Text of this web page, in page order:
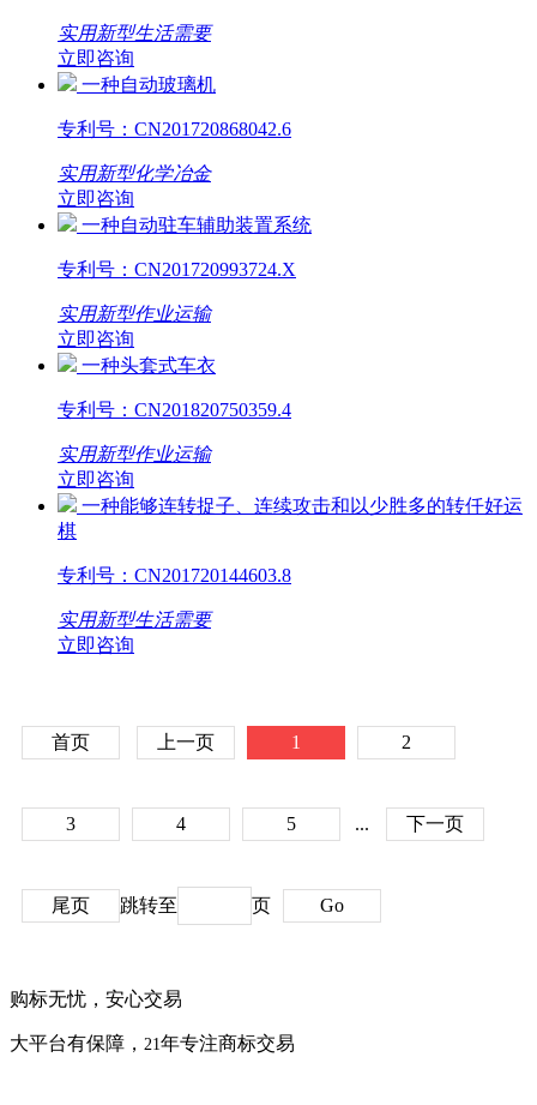
实用新型生活需要
立即咨询
一种自动玻璃机
专利号： CN201720868042.6
实用新型化学冶金
立即咨询
一种自动驻车辅助装置系统
专利号： CN201720993724.X
实用新型作业运输
立即咨询
一种头套式车衣
专利号： CN201820750359.4
实用新型作业运输
立即咨询
一种能够连转捉子、连续攻击和以少胜多的转仟好运
棋
专利号： CN201720144603.8
实用新型生活需要
立即咨询
首页 上一页 1 2
3 4 5 ... 下一页
尾页 跳转至 页 Go
购标无忧，安心交易
大平台有保障， 21年专注商标交易